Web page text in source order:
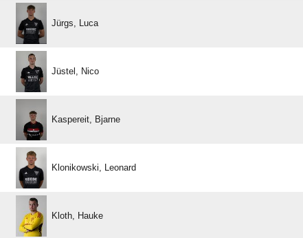
 
 
 
 
 